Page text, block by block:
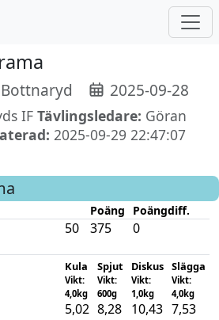
2025-09-28
IF Tävlingsledare: Göran
2025-09-29 22:47:07
Poäng Poängdiff.
50 375 0
Kula
Vikt:
4,0kg
Spjut
Vikt:
600g
Diskus
Vikt:
1,0kg
Slägga
Vikt:
4,0kg
5,02 8,28 10,43 7,53